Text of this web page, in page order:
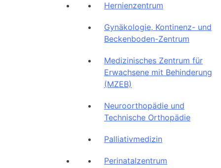
Hernienzentrum
Gynäkologie, Kontinenz- und
Beckenboden-Zentrum
Medizinisches Zentrum für
Erwachsene mit Behinderung
(MZEB)
Neuroorthopädie und
Technische Orthopädie
Palliativmedizin
Perinatalzentrum